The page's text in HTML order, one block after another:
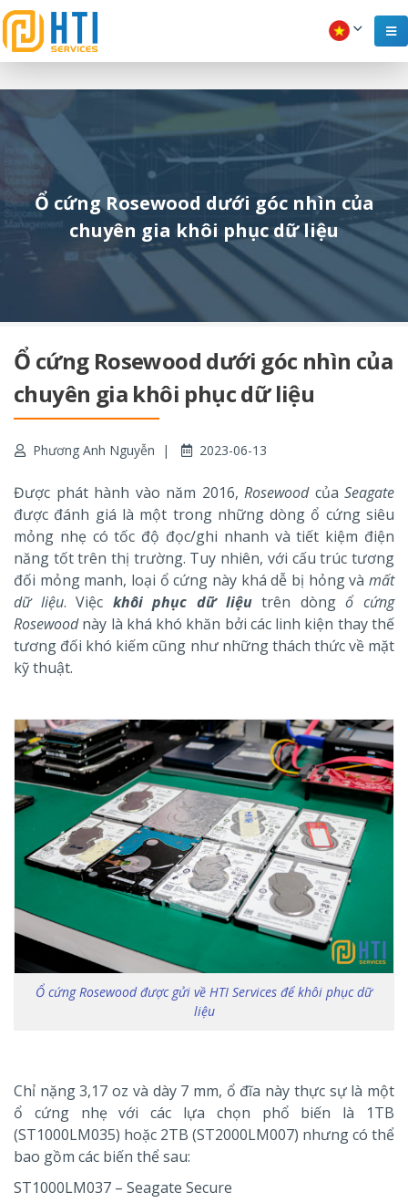
Ổ cứng Rosewood dưới góc nhìn của
chuyên gia khôi phục dữ liệu
Ổ cứng Rosewood dưới góc nhìn của
chuyên gia khôi phục dữ liệu
Phương Anh Nguyễn 2023-06-13
Được phát hành vào năm 2016, Rosewoodcủa Seagate
được đánh giá là một trong những dòng ổ cứng siêu
mỏng nhẹ có tốc độ đọc/ghi nhanh và tiết kiệm điện
năng tốt trên thị trường. Tuy nhiên, với cấu trúc tương
đối mỏng manh, loại ổ cứng này khá dễ bị hỏng và mất
dữ liệu. Việc khôi phục dữ liệutrên dòngổ cứng
Rosewoodnày là khá khó khăn bởi các linh kiện thay thế
tương đối khó kiếm cũng như những thách thức về mặt
kỹ thuật.
Ổ cứng Rosewood được gửi về HTI Services để khôi phục dữ
liệu
Chỉ nặng 3,17 oz và dày 7 mm, ổ đĩa này thực sự là một
ổ cứng nhẹ với các lựa chọn phổ biến là 1TB
(ST1000LM035) hoặc 2TB (ST2000LM007) nhưng có thể
bao gồm các biến thể sau:
ST1000LM037 – Seagate Secure